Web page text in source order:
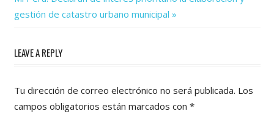
entradas
Post:
gestión de catastro urbano municipal
LEAVE A REPLY
Tu dirección de correo electrónico no será publicada. Los
campos obligatorios están marcados con *